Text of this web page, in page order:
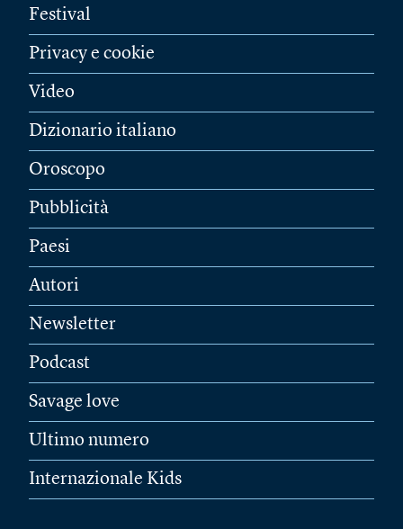
Festival
Privacy e cookie
Video
Dizionario italiano
Oroscopo
Pubblicità
Paesi
Autori
Newsletter
Podcast
Savage love
Ultimo numero
Internazionale Kids